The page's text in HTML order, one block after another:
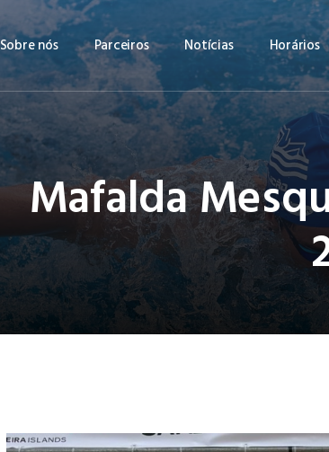
Sobre nós Parceiros Notícias Horários
Mafalda